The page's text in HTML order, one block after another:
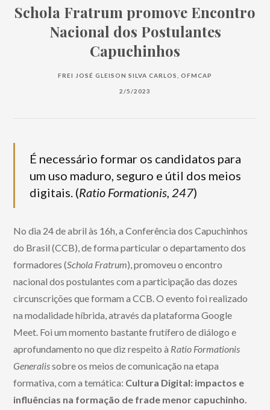
Schola Fratrum promove Encontro
Nacional dos Postulantes
Capuchinhos
FREI JOSÉ GLEISON SILVA CARLOS, OFMCAP
2/5/2023
É necessário formar os candidatos para
um uso maduro, seguro e útil dos meios
digitais. (Ratio Formationis, 247)
No dia 24 de abril às 16h, a Conferência dos Capuchinhos
do Brasil (CCB), de forma particular o departamento dos
formadores (Schola Fratrum), promoveu o encontro
nacional dos postulantes com a participação das dozes
circunscrições que formam a CCB. O evento foi realizado
na modalidade híbrida, através da plataforma Google
Meet. Foi um momento bastante frutífero de diálogo e
aprofundamento no que diz respeito à Ratio Formationis
Generalissobre os meios de comunicação na etapa
formativa, com a temática: Cultura Digital: impactos e
influências na formação de frade menor capuchinho.